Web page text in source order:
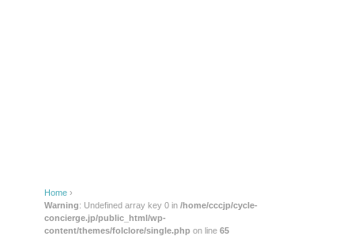
Home ›
Warning: Undefined array key 0 in /home/cccjp/cycle-
concierge.jp/public_html/wp-
content/themes/folclore/single.php on line 65